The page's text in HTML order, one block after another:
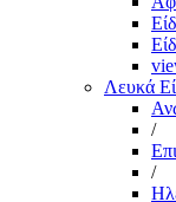
Λευκά
/
/